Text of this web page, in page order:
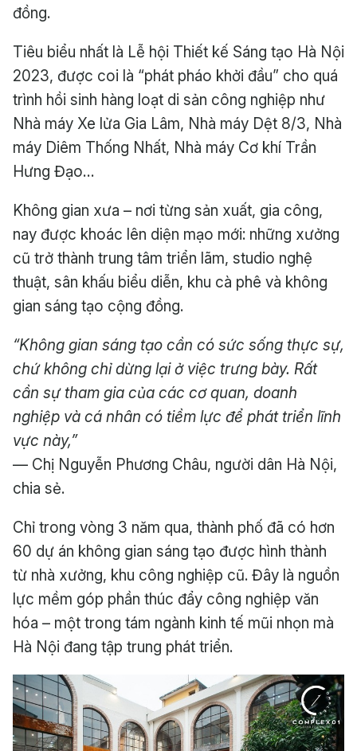
đồng.
Tiêu biểu nhất là Lễ hội Thiết kế Sáng tạo Hà Nội
2023, được coi là “phát pháo khởi đầu” cho quá
trình hồi sinh hàng loạt di sản công nghiệp như
Nhà máy Xe lửa Gia Lâm, Nhà máy Dệt 8/3, Nhà
máy Diêm Thống Nhất, Nhà máy Cơ khí Trần
Hưng Đạo…
Không gian xưa – nơi từng sản xuất, gia công,
nay được khoác lên diện mạo mới: những xưởng
cũ trở thành trung tâm triển lãm, studio nghệ
thuật, sân khấu biểu diễn, khu cà phê và không
gian sáng tạo cộng đồng.
“Không gian sáng tạo cần có sức sống thực sự,
chứ không chỉ dừng lại ở việc trưng bày. Rất
cần sự tham gia của các cơ quan, doanh
nghiệp và cá nhân có tiềm lực để phát triển lĩnh
vực này,”
— Chị Nguyễn Phương Châu, người dân Hà Nội,
chia sẻ.
Chỉ trong vòng 3 năm qua, thành phố đã có hơn
60 dự án không gian sáng tạo được hình thành
từ nhà xưởng, khu công nghiệp cũ. Đây là nguồn
lực mềm góp phần thúc đẩy công nghiệp văn
hóa – một trong tám ngành kinh tế mũi nhọn mà
Hà Nội đang tập trung phát triển.